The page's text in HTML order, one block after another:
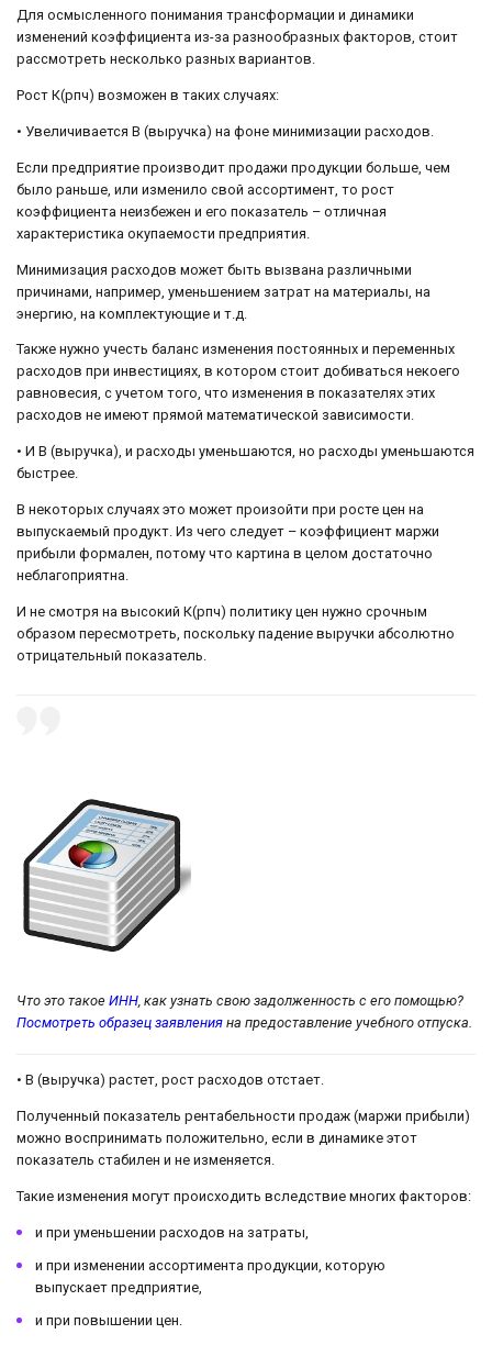
Для осмысленного понимания трансформации и динамики
изменений коэффициента из-за разнообразных факторов, стоит
рассмотреть несколько разных вариантов.
Рост К(рпч) возможен в таких случаях:
• Увеличивается В (выручка) на фоне минимизации расходов.
Если предприятие производит продажи продукции больше, чем
было раньше, или изменило свой ассортимент, то рост
коэффициента неизбежен и его показатель – отличная
характеристика окупаемости предприятия.
Минимизация расходов может быть вызвана различными
причинами, например, уменьшением затрат на материалы, на
энергию, на комплектующие и т.д.
Также нужно учесть баланс изменения постоянных и переменных
расходов при инвестициях, в котором стоит добиваться некоего
равновесия, с учетом того, что изменения в показателях этих
расходов не имеют прямой математической зависимости.
• И В (выручка), и расходы уменьшаются, но расходы уменьшаются
быстрее.
В некоторых случаях это может произойти при росте цен на
выпускаемый продукт. Из чего следует – коэффициент маржи
прибыли формален, потому что картина в целом достаточно
неблагоприятна.
И не смотря на высокий К(рпч) политику цен нужно срочным
образом пересмотреть, поскольку падение выручки абсолютно
отрицательный показатель.
Что это такое ИНН, как узнать свою задолженность с его помощью?
Посмотреть образец заявления на предоставление учебного отпуска.
• В (выручка) растет, рост расходов отстает.
Полученный показатель рентабельности продаж (маржи прибыли)
можно воспринимать положительно, если в динамике этот
показатель стабилен и не изменяется.
Такие изменения могут происходить вследствие многих факторов:
и при уменьшении расходов на затраты,
и при изменении ассортимента продукции, которую
выпускает предприятие,
и при повышении цен.